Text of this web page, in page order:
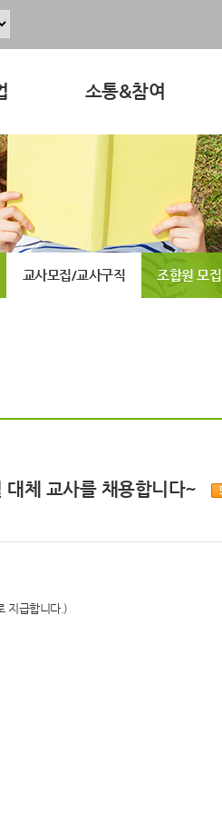
소통&참여
무엇이든 물어보세요
터전 소식
교사모집/교사구직
교사모집/교사구직 조합원 모집
대체 교사를 채용합니다~
지급합니다.)